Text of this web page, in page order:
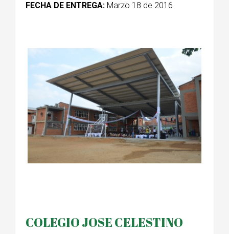
FECHA DE ENTREGA: Marzo 18 de 2016
COLEGIO JOSE CELESTINO